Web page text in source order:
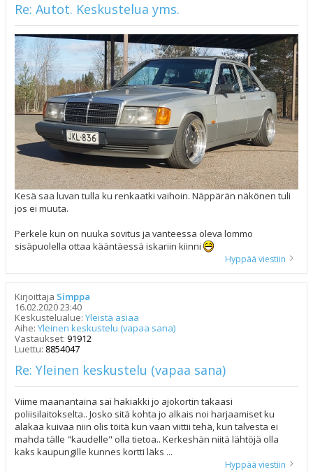
Re: Autot. Keskustelua yms.
Kesä saa luvan tulla ku renkaatki vaihoin. Näppärän näkönen tuli
jos ei muuta.
Perkele kun on nuuka sovitus ja vanteessa oleva lommo
sisäpuolella ottaa kääntäessä iskariin kiinni
Hyppää viestiin
Kirjoittaja Simppa
16.02.2020 23:40
Keskustelualue: Yleistä asiaa
Aihe: Yleinen keskustelu (vapaa sana)
Vastaukset: 91912
Luettu: 8854047
Re: Yleinen keskustelu (vapaa sana)
Viime maanantaina sai hakiakki jo ajokortin takaasi
poliisilaitokselta.. Josko sitä kohta jo alkais noi harjaamiset ku
alakaa kuivaa niin olis töitä kun vaan viittii tehä, kun talvesta ei
mahda tälle "kaudelle" olla tietoa.. Kerkeshän niitä lähtöjä olla
kaks kaupungille kunnes kortti läks ...
Hyppää viestiin